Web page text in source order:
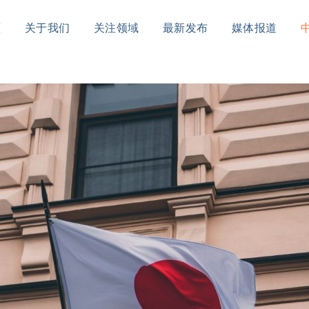
关于我们 关注领域 最新发布 媒体报道